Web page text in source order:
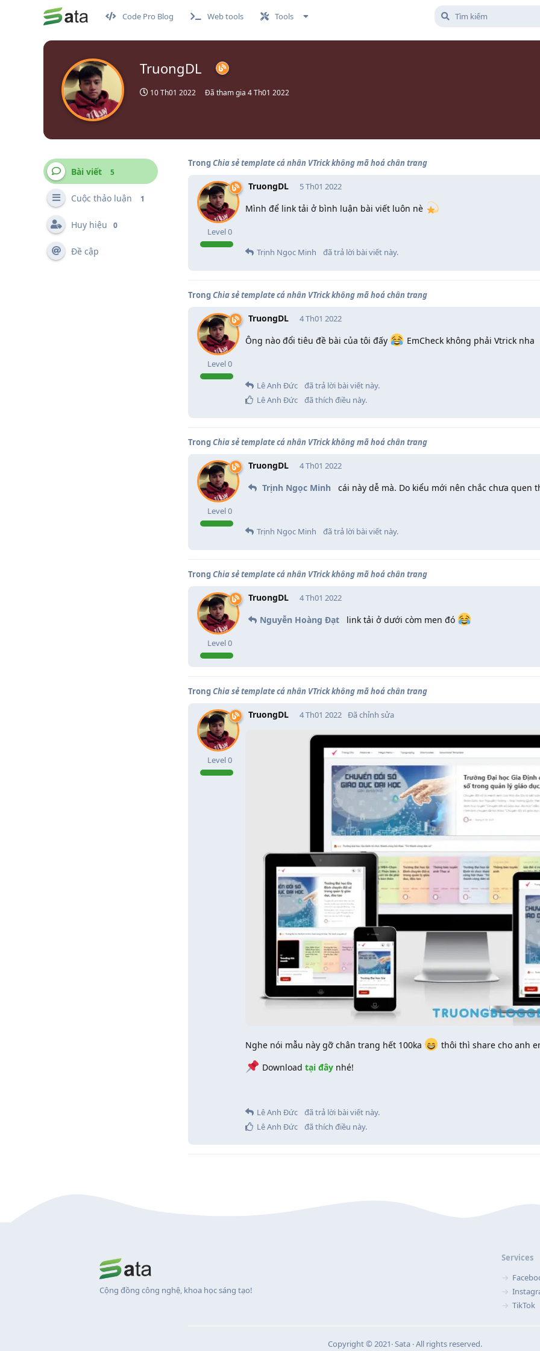
Code Pro Blog Web tools Tools
TruongDL
10 Th01 2022 Đã tham gia 4 Th01 2022
Bài viết 5
Cuộc thảo luận 1
Huy hiệu 0
Đề cập
TrongChia sẻ template cá nhân VTrick không mã hoá chân trang
TruongDL
Level0
5 Th01 2022
Mình để link tải ở bình luận bài viết luôn nè
Trịnh Ngọc Minh
đã trả lời bài viết này.
TrongChia sẻ template cá nhân VTrick không mã hoá chân trang
TruongDL
Level0
4 Th01 2022
Ông nào đổi tiêu đề bài của tôi đấy EmCheck không phải Vtrick nha
Lê Anh Đức
đã trả lời bài viết này.
Lê Anh Đức
đã thích điều này.
TrongChia sẻ template cá nhân VTrick không mã hoá chân trang
TruongDL
Level0
4 Th01 2022
Trịnh Ngọc Minh cái này dễ mà. Do kiểu mới nên chắc chưa quen
Trịnh Ngọc Minh
đã trả lời bài viết này.
TrongChia sẻ template cá nhân VTrick không mã hoá chân trang
TruongDL
Level0
4 Th01 2022
Nguyễn Hoàng Đạt link tải ở dưới còm men đó
TrongChia sẻ template cá nhân VTrick không mã hoá chân trang
TruongDL
Level0
4 Th01 2022 Đã chỉnh sửa
Nghe nói mẫu này gỡ chân trang hết 100ka
thôi thì share cho anh
Download tại đâynhé!
Lê Anh Đức
đã trả lời bài viết này.
Lê Anh Đức
đã thích điều này.
Cộng đồng công nghệ, khoa học sáng tạo!
Services
TikTok
Copyright © 2021‧ Sata ‧ All rights reserved.